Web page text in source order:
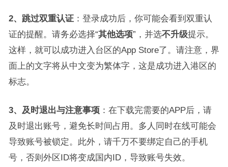
2、跳过双重认证：登录成功后，你可能会看到双重认
证的提醒。请务必选择“其他选项”，并选不升级提示。
这样，就可以成功进入台区的App Store了。请注意，界
面上的文字将从中文变为繁体字，这是成功进入港区的
标志。
3、及时退出与注意事项：在下载完需要的APP后，请
及时退出账号，避免长时间占用。多人同时在线可能会
导致账号被锁定。此外，请千万不要绑定自己的手机
号，否则外区ID将变成国内ID，导致账号失效。